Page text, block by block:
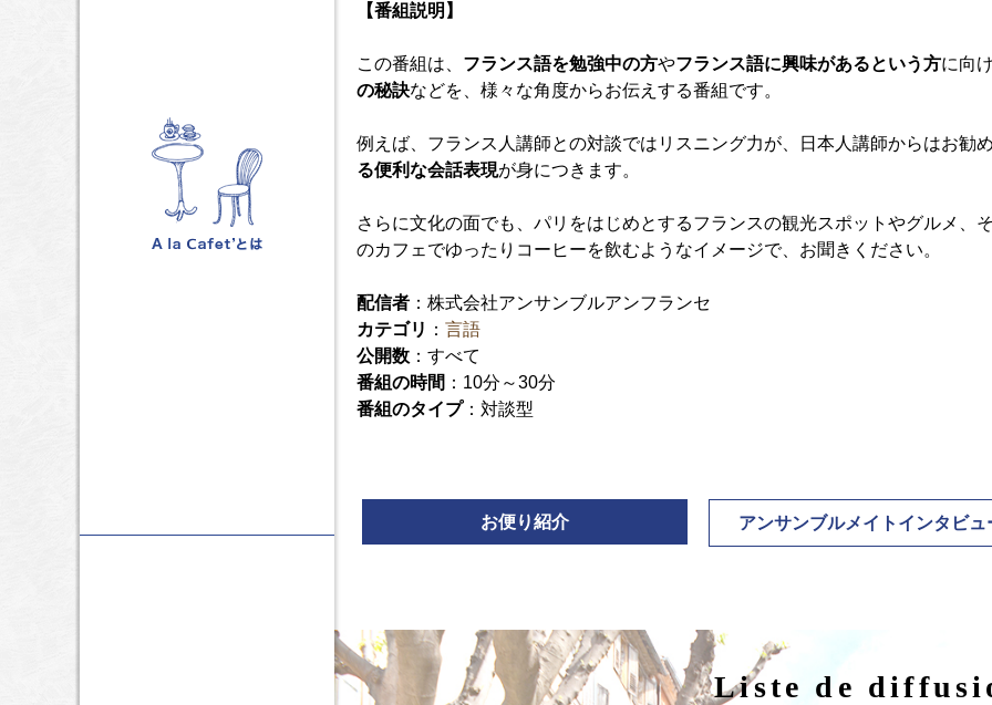
【番組説明】
この番組は、 フランス語を勉強中の方やフランス語に興味があるという方に向
の秘訣などを、様々な角度からお伝えする番組です。
例えば、フランス人講師との対談ではリスニング力が、日本人講師からはお勧
る便利な会話表現が身につきます。
さらに文化の面でも、パリをはじめとするフランスの観光スポットやグルメ、
のカフェでゆったりコーヒーを飲むようなイメージで、お聞きください。
配信者 ：株式会社アンサンブルアンフランセ
カテゴリ ： 言語
公開数 ：すべて
番組の時間 ：10分～30分
番組のタイプ：対談型
お便り紹介 アンサンブルメイトインタビュ
Liste de